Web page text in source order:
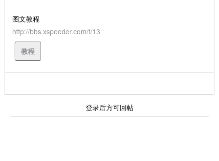
图文教程
http://bbs.xspeeder.com/t/13
教程
登录后方可回帖